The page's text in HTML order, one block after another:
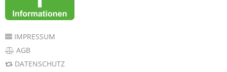
IMPRESSUM
AGB
DATENSCHUTZ